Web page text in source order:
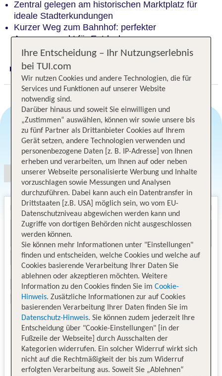
Zentral gelegen am historischen Marktplatz für
ideale Stadterkundungen
Kurzer Weg zum Bahnhof: perfekter
Ausgangspunkt für Entdeckungen
Digitaler und telefonischer 24/7 TUI Service
Angebotsauswahl
Ihre Entscheidung – Ihr Nutzungserlebnis
bei TUI.com
Wir nutzen Cookies und andere Technologien, die für
Services und Funktionen auf unserer Website
notwendig sind.
Darüber hinaus und soweit Sie einwilligen und
„Zustimmen“ auswählen, können wir sowie unsere bis
zu fünf Partner als Drittanbieter Cookies auf Ihrem
Gerät setzen, andere Technologien verwenden und
personenbezogene Daten [z. B. IP-Adresse] von Ihnen
erheben und verarbeiten, um Ihnen auf oder neben
unserer Webseite personalisierte Werbung und Inhalte
vorzuschlagen sowie Messungen und Analysen
durchzuführen. Dabei kann auch ein Datentransfer in
Drittstaaten [z.B. USA] möglich sein, wo vom EU-
Datenschutzniveau abgewichen werden kann und
Zugriffe von dortigen Behörden nicht ausgeschlossen
werden können.
Sie können mehr Informationen unter "Einstellungen"
finden und entscheiden, welche Cookies und welche auf
Cookies basierende Verarbeitung Ihrer Daten Sie
ablehnen oder akzeptieren möchten. Weitere
Information zu den Cookies finden Sie im Cookie-
Hinweis. Zusätzliche Informationen zur auf Cookies
basierenden Verarbeitung Ihrer Daten finden Sie im
Datenschutz-Hinweis. Sie können zudem jederzeit Ihre
Entscheidung über "Cookie-Einstellungen" [in der
Fußzeile der Webseite] durch Ausschalten der
Kategorien widerrufen. Ein solcher Widerruf wirkt sich
nicht auf die Rechtmäßigkeit der bis zum Widerruf
erfolgten Verarbeitung aus. Soweit Sie „Ablehnen“